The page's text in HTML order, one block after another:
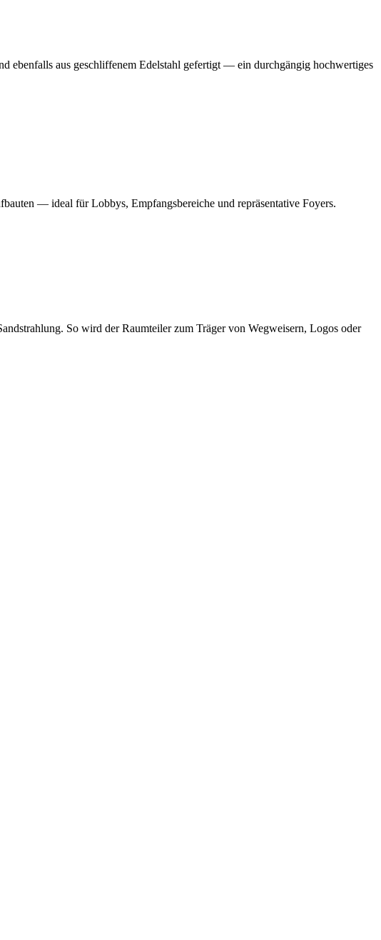
ebenfalls aus geschliffenem Edelstahl gefertigt — ein durchgängig hochwertiges
— ideal für Lobbys, Empfangsbereiche und repräsentative Foyers.
So wird der Raumteiler zum Träger von Wegweisern, Logos oder